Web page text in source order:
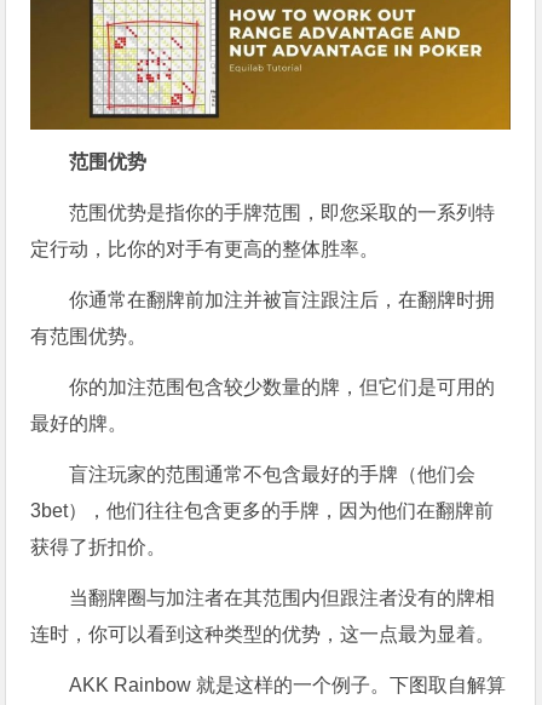
范围优势
范围优势是指你的手牌范围，即您采取的一系列特
定行动，比你的对手有更高的整体胜率。
你通常在翻牌前加注并被盲注跟注后，在翻牌时拥
有范围优势。
你的加注范围包含较少数量的牌，但它们是可用的
最好的牌。
盲注玩家的范围通常不包含最好的手牌（他们会
3bet），他们往往包含更多的手牌，因为他们在翻牌前
获得了折扣价。
当翻牌圈与加注者在其范围内但跟注者没有的牌相
连时，你可以看到这种类型的优势，这一点最为显着。
AKK Rainbow 就是这样的一个例子。下图取自解算